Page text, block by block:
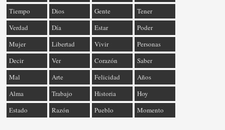
Tiempo
Dios Gente
Tener
Verdad
Día Estar
Poder
Mujer
Libertad Vivir
Personas
Decir
Ver Corazón
Saber
Mal
Arte Felicidad
Años
Alma
Trabajo Historia
Hoy
Estado
Razón Pueblo Momento